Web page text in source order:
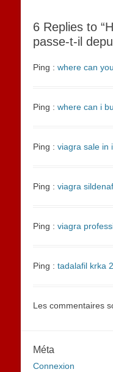
6 Replies to
passe-t-il
Ping : where can
Ping : where can i
Ping : viagra sale in
Ping : viagra
Ping : viagra
Ping : tadalafil krka
Les commentaires
Méta
Connexion